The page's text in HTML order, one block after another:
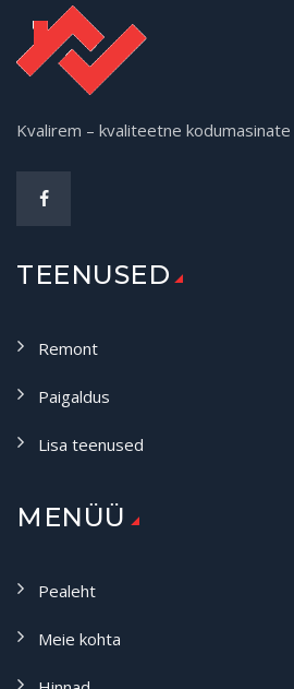
Kvalirem – kvaliteetne
TEENUSED
Remont
Paigaldus
Lisa teenused
MENÜÜ
Pealeht
Meie kohta